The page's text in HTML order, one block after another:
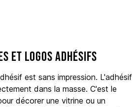
et logos adhésifs
est sans impression. L'adhésif
dans la masse. C'est le
décorer une vitrine ou un